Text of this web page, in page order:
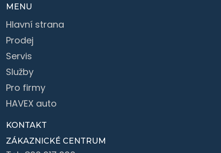
MENU
Hlavní strana
Prodej
Servis
Služby
Pro firmy
HAVEX auto
KONTAKT
ZÁKAZNICKÉ CENTRUM